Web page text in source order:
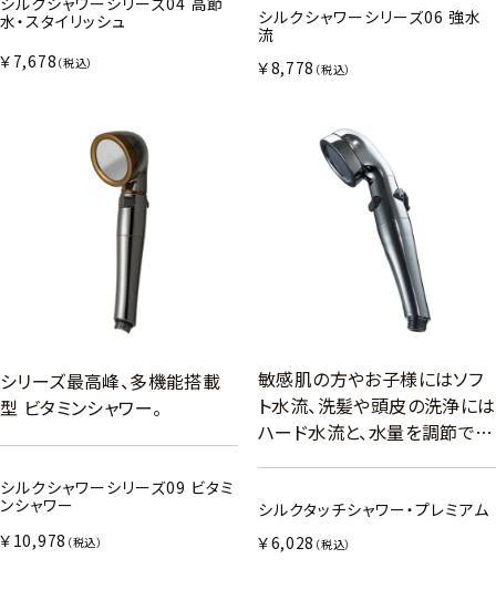
水・スタイリッシュ
￥7,678 （税込）
シルクシャワーシリーズ06 強水
流
￥8,778 （税込）
シリーズ最高峰、多機能搭載
型 ビタミンシャワー。
シルクシャワーシリーズ09 ビタミ
ンシャワー
￥10,978 （税込）
敏感肌の方やお子様にはソフ
ト水流、洗髪や頭皮の洗浄には
ハード水流と、水量を調節で…
シルクタッチシャワー・プレミアム
￥6,028 （税込）